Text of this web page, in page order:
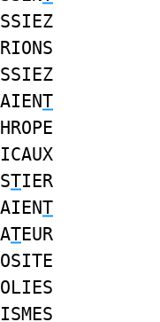
T
HROPE
TIER
T
TEUR
OLIES